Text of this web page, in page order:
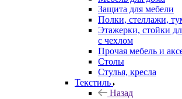
Защита для мебели
Полки, стеллажи,
Этажерки, стойки
с чехлом
Прочая мебель и
Столы
Стулья, кресла
Текстиль
Назад